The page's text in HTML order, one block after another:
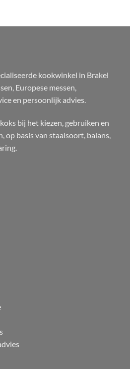
kookwinkel in Brakel
Europese messen,
en persoonlijk advies.
bij het kiezen, gebruiken en
op basis van staalsoort, balans,